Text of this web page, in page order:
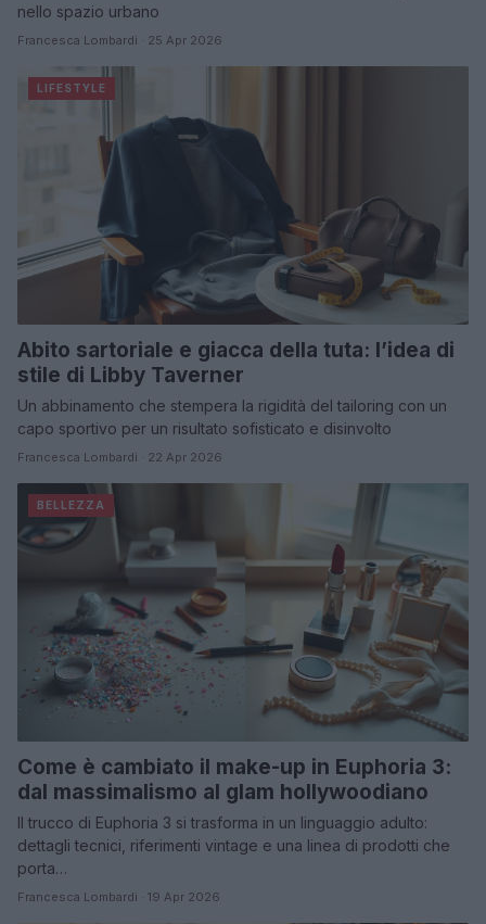
nello spazio urbano
Francesca Lombardi · 25 Apr 2026
LIFESTYLE
Abito sartoriale e giacca della tuta: l’idea di
stile di Libby Taverner
Un abbinamento che stempera la rigidità del tailoring con un
capo sportivo per un risultato sofisticato e disinvolto
Francesca Lombardi · 22 Apr 2026
BELLEZZA
Come è cambiato il make-up in Euphoria 3:
dal massimalismo al glam hollywoodiano
Il trucco di Euphoria 3 si trasforma in un linguaggio adulto:
dettagli tecnici, riferimenti vintage e una linea di prodotti che
porta…
Francesca Lombardi · 19 Apr 2026